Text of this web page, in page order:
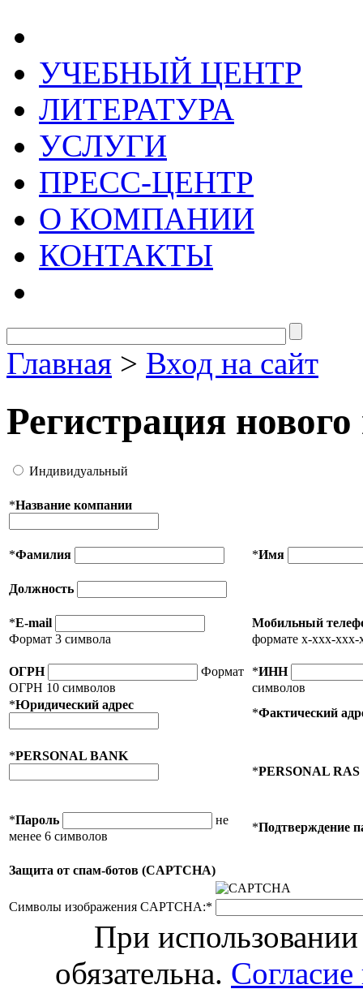
УЧЕБНЫЙ ЦЕНТР
ЛИТЕРАТУРА
УСЛУГИ
ПРЕСС-ЦЕНТР
О КОМПАНИИ
КОНТАКТЫ
Главная > Вход на сайт
Регистрация нового
Индивидуальный
*Название компании
*Фамилия *Имя
Должность
*E-mail
Формат 3 символа
Мобильный
формате x-xxx-xxx-
ОГРН
Формат
ОГРН 10 символов
*ИНН
символов
*Юридический адрес
*Фактический
*PERSONAL BANK
*PERSONAL RAS
*Пароль
не
менее 6 символов
*Подтверждение
Защита от спам-ботов (CAPTCHA)
Символы изображения CAPTCHA:*
При
обязательна.